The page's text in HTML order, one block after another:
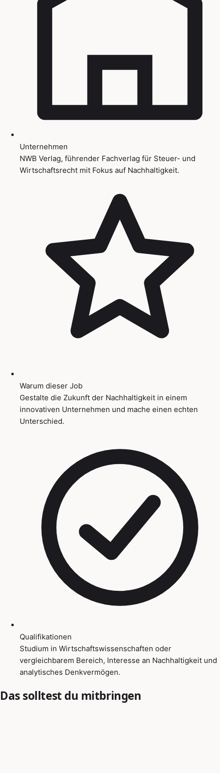
Unternehmen
NWB Verlag, führender Fachverlag für Steuer- und
Wirtschaftsrecht mit Fokus auf Nachhaltigkeit.
Warum dieser Job
Gestalte die Zukunft der Nachhaltigkeit in einem
innovativen Unternehmen und mache einen echten
Unterschied.
Qualifikationen
Studium in Wirtschaftswissenschaften oder
vergleichbarem Bereich, Interesse an Nachhaltigkeit und
analytisches Denkvermögen.
Das solltest du mitbringen